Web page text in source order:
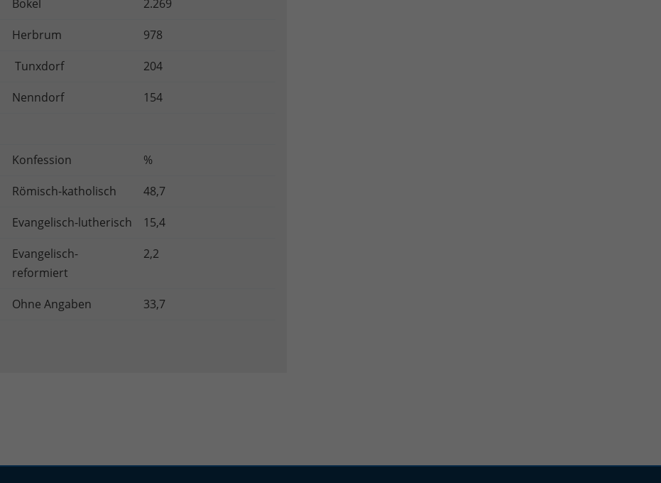
Bokel
2.269
Herbrum
978
Tunxdorf
204
Nenndorf
154
Konfession
%
Römisch-katholisch
48,7
Evangelisch-lutherisch
15,4
Evangelisch-
reformiert
2,2
Ohne Angaben 33,7